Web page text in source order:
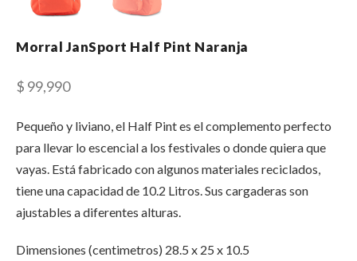
Morral JanSport Half Pint Naranja
$ 99,990
Pequeño y liviano, el Half Pint es el complemento perfecto
para llevar lo escencial a los festivales o donde quiera que
vayas. Está fabricado con algunos materiales reciclados,
tiene una capacidad de 10.2 Litros. Sus cargaderas son
ajustables a diferentes alturas.
Dimensiones (centimetros) 28.5 x 25 x 10.5